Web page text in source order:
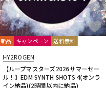
新品 キャンペーン 送料無料
HY2ROGEN
【ループマスターズ2026サマーセー
ル！】EDM SYNTH SHOTS 4(オンラ
イン納品)(2時間以内に納品)